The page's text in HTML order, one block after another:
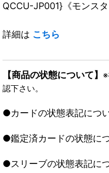
QCCU-JP001}《モンスタ
詳細は こちら
【商品の状態について】
認下さい。
●カードの状態表記につ
●鑑定済カードの状態に
●スリーブの状態表記に